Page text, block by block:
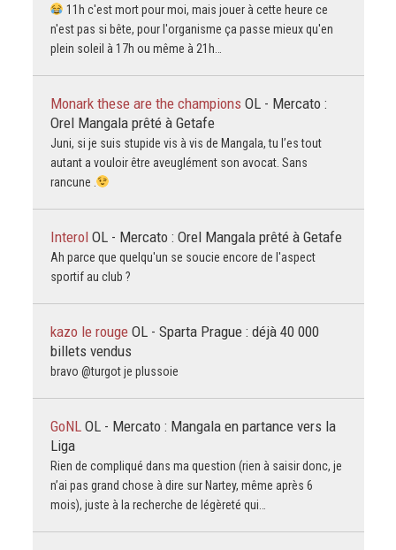
11h c'est mort pour moi, mais jouer à cette heure ce
n'est pas si bête, pour l'organisme ça passe mieux qu'en
plein soleil à 17h ou même à 21h…
Monark these are the champions OL - Mercato :
Orel Mangala prêté à Getafe
Juni, si je suis stupide vis à vis de Mangala, tu l’es tout
autant a vouloir être aveuglément son avocat. Sans
rancune .
Interol OL - Mercato : Orel Mangala prêté à Getafe
Ah parce que quelqu'un se soucie encore de l'aspect
sportif au club ?
kazo le rouge OL - Sparta Prague : déjà 40 000
billets vendus
bravo @turgot je plussoie
GoNL OL - Mercato : Mangala en partance vers la
Liga
Rien de compliqué dans ma question (rien à saisir donc, je
n’ai pas grand chose à dire sur Nartey, même après 6
mois), juste à la recherche de légèreté qui…